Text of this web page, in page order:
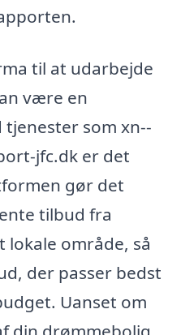
til at udarbejde
være en
som xn--
jfc.dk er det
gør det
tilbud fra
lokale område, så
der passer bedst
Uanset om